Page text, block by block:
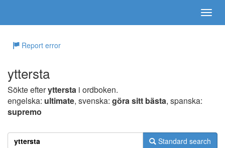
Report error
yttersta
Sökte efteryttersta i ordboken.
engelska: ultimate, svenska: göra sitt bästa, spanska:
supremo
Standard search